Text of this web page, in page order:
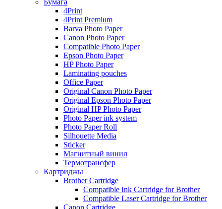
Бумага
4Print
4Print Premium
Barva Photo Paper
Canon Photo Paper
Compatible Photo Paper
Epson Photo Paper
HP Photo Paper
Laminating pouches
Office Paper
Original Canon Photo Paper
Original Epson Photo Paper
Original HP Photo Paper
Photo Paper ink system
Photo Paper Roll
Silhouette Media
Sticker
Магнитный винил
Термотрансфер
Картриджы
Brother Cartridge
Compatible Ink Cartridge for Brother
Compatible Laser Cartridge for Brother
Canon Cartridge